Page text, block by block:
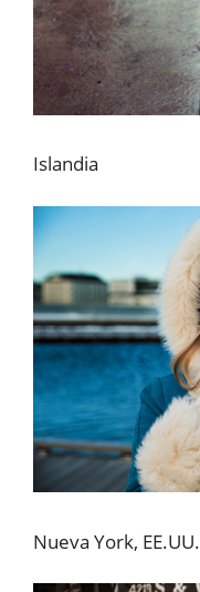
Islandia
Nueva York, EE.UU.